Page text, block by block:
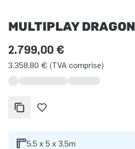
MULTIPLAY DRAGON
2.799,00 €
3.358,80 € (TVA comprise)
5.5 x 5 x 3.5m